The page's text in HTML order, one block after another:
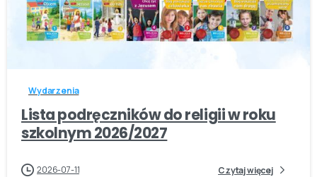
-
Wydarzenia
Lista podręczników do religii w roku
szkolnym 2026/2027
2026-07-11 Czytaj więcej